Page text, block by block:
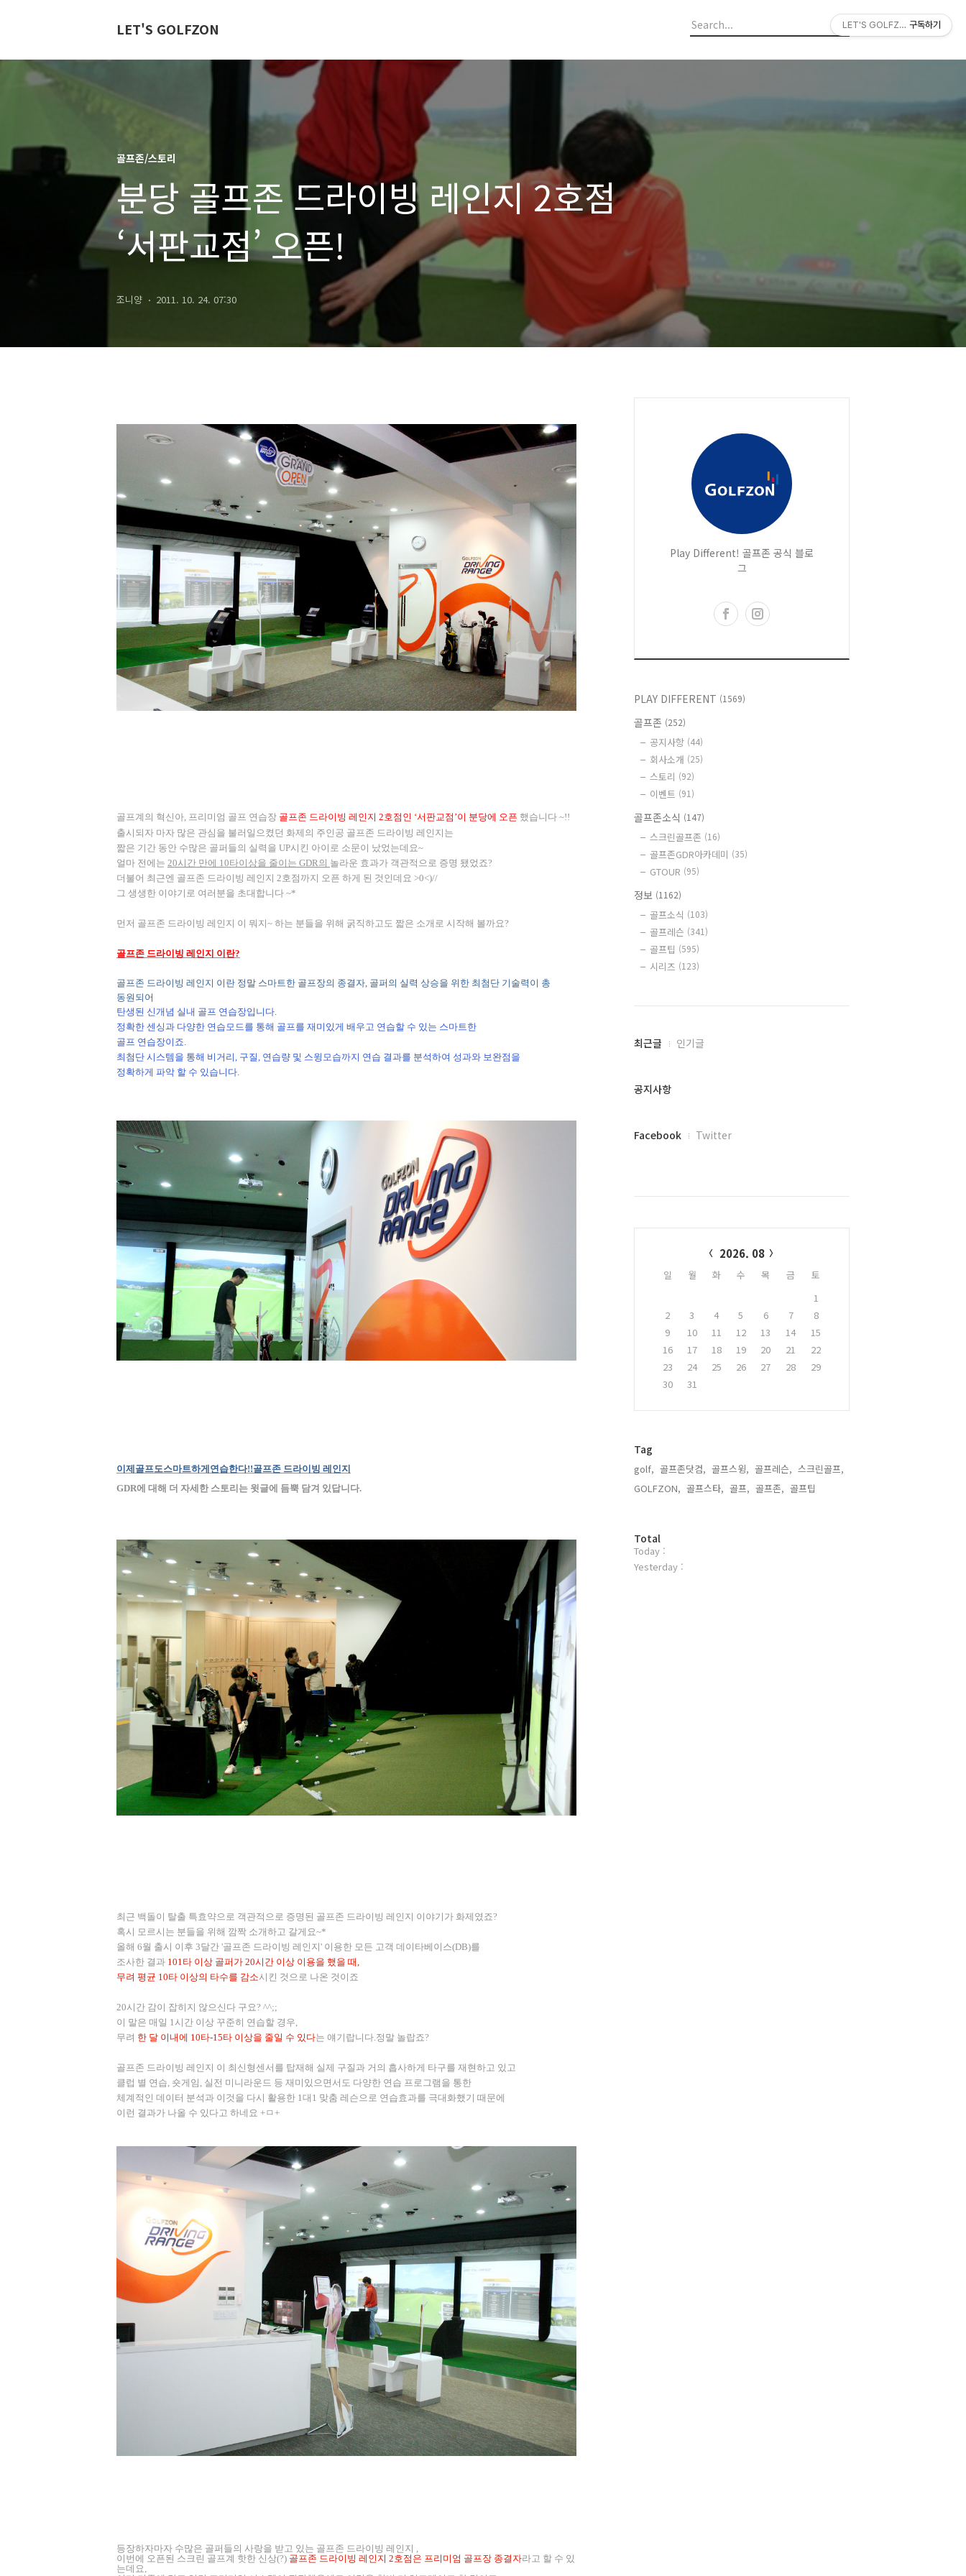
LET'S GOLFZON
골프존/스토리
분당 골프존 드라이빙 레인지 2호점
‘서판교점’ 오픈!
조니양 2011. 10. 24. 07:30
골프계의 혁신아 프리미엄 골프 연습장 골프존 드라이빙 레인지 2호점인 ‘서판교점 ’이 분당에 오픈 했습니다 ~!!
출시되자 마자 많은 관심을 불러일으켰던 화제의 주인공 골프존 드라이빙 레인지는
짧은 기간 동안 수많은 골퍼들의 실력을 UP시킨 아이로 소문이 났었는데요~
얼마 전에는 20시간 만에 10타이상을 줄이는 GDR 의 놀라운 효과가 객관적으로 증명 됐었죠?
더불어 최근엔 골프존 드라이빙 레인지 2호점까지 오픈 하게 된 것인데요 >0<)//
그 생생한 이야기로 여러분을 초대합니다 ~*
먼저 골프존 드라이빙 레인지 이 뭐지~ 하는 분들을 위해 굵직하고도 짧은 소개로 시작해 볼까요?
골프존 드라이빙 레인지 이란?
골프존 드라이빙 레인지 이란 정말 스마트한 골프장의 종결자 골퍼의 실력 상승을 위한 최첨단 기술력이 총
동원되어
탄생된 신개념 실내 골프 연습장입니다
정확한 센싱과 다양한 연습모드를 통해 골프를 재미있게 배우고 연습할 수 있는 스마트한
골프 연습장이죠
최첨단 시스템을 통해 비거리 구질 연습량 및 스윙모습까지 연습 결과를 분석하여 성과와 보완점을
정확하게 파악 할 수 있습니다
이제 골프도스마트하게 연습한다!!골프존 드라이빙 레인지
GDR에 대해 더 자세한 스토리는 윗글에 듬뿍 담겨 있답니다.
최근 백돌이 탈출 특효약으로 객관적으로 증명된 골프존 드라이빙 레인지 이야기가 화제였죠?
혹시 모르시는 분들을 위해 깜짝 소개하고 갈게요~*
올해 6월 출시 이후 3달간 '골프존 드라이빙 레인지' 이용한 모든 고객 데이타베이스(DB)를
조사한 결과 101타 이상 골퍼가 20시간 이상 이용을 했을 때,
무려 평균 10타 이상의 타수를 감소시킨 것으로 나온 것이죠
20시간 감이 잡히지 않으신다 구요? ^^;;
이 말은 매일 1시간 이상 꾸준히 연습할 경우,
무려 한 달 이내에 10타-15타 이상을 줄일 수 있다는 얘기랍니다.정말 놀랍죠?
골프존 드라이빙 레인지 이 최신형센서를 탑재해 실제 구질과 거의 흡사하게 타구를 재현하고 있고
클럽 별 연습 숏게임 실전 미니라운드 등 재미있으면서도 다양한 연습 프로그램을 통한
체계적인 데이터 분석과 이것을 다시 활용한 1 대 1 맞춤 레슨으로 연습효과를 극대화했기 때문에
이런 결과가 나올 수 있다고 하네요 +ㅁ+
등장하자마자 수많은 골퍼들의 사랑을 받고 있는 골프존 드라이빙 레인지 ,
이번에 오픈된 스크린 골프계 핫한 신상(?) 골프존 드라이빙 레인지 2호점은 프리미엄 골프장 종결자라고 할 수 있
는데요,
Play Different! 골프존 공식 블로
그
PLAY DIFFERENT (1569)
골프존 (252)
공지사항 (44)
회사소개 (25)
스토리 (92)
이벤트 (91)
골프존소식 (147)
스크린골프존 (16)
골프존GDR아카데미 (35)
GTOUR (95)
정보 (1162)
골프소식 (103)
골프레슨 (341)
골프팁 (595)
시리즈 (123)
최
과
글
최근글 인기글
공지사항
페
Facebook Twitter
2026. 08
일 월 화 수 목 금
토
1
2
3 4 5 6 7
8
9
10 11 12 13 14
15
16
17 18 19 20 21
22
23
24 25 26 27 28
29
30
31
Tag
golf, 골프존닷컴, 골프스윙, 골프레슨, 스크린골프,
GOLFZON, 골프스타, 골프, 골프존, 골프팁,
방
문
자
Total
Today :
Yesterday :
LET'S GOLFZON구독하기